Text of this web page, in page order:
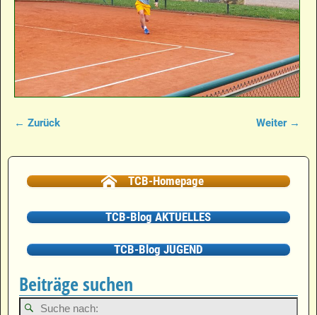
← Zurück Weiter →
TCB-Homepage
TCB-Blog AKTUELLES
TCB-Blog JUGEND
Beiträge suchen